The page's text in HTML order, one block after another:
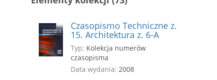
Czasopismo Techniczne z.
15. Architektura z. 6-A
Typ: Kolekcja numerów
czasopisma
Data wydania: 2008